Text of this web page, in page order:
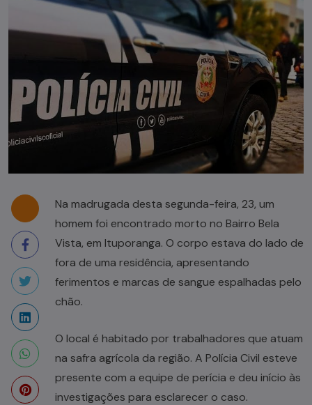
Na madrugada desta segunda-feira, 23, um
homem foi encontrado morto no Bairro Bela
Vista, em Ituporanga. O corpo estava do lado de
fora de uma residência, apresentando
ferimentos e marcas de sangue espalhadas pelo
chão.
O local é habitado por trabalhadores que atuam
na safra agrícola da região. A Polícia Civil esteve
presente com a equipe de perícia e deu início às
investigações para esclarecer o caso.